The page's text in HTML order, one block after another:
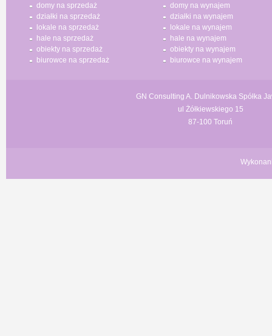
domy na sprzedaż
działki na sprzedaż
lokale na sprzedaż
hale na sprzedaż
obiekty na sprzedaż
biurowce na sprzedaż
domy na wynajem
działki na wynajem
lokale na wynajem
hale na wynajem
obiekty na wynajem
biurowce na wynajem
GN Consulting A. Dulnikowska Spółka
ul Żółkiewskiego 15
87-100 Toruń